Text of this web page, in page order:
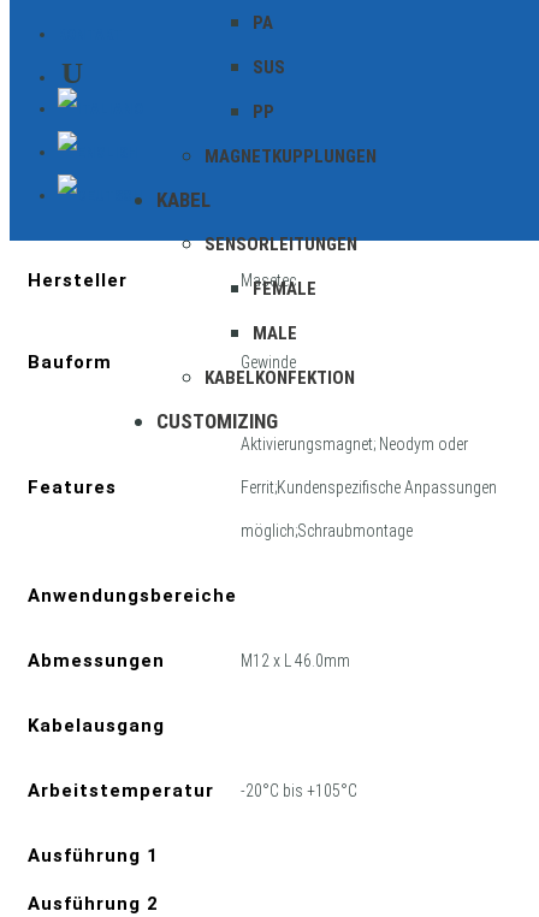
PA
SUS
PP
MAGNETKUPPLUNGEN
KABEL
SENSORLEITUNGEN
FEMALE
MALE
KABELKONFEKTION
CUSTOMIZING
Zusätzliche Informationen
Hersteller Masetec
Bauform Gewinde
Features
Aktivierungsmagnet; Neodym oder
Ferrit;Kundenspezifische Anpassungen
möglich;Schraubmontage
Anwendungsbereiche
Abmessungen M12 x L 46.0mm
Kabelausgang
Arbeitstemperatur -20°C bis +105°C
Ausführung 1
Ausführung 2